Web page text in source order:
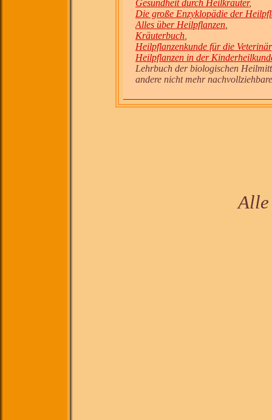
Gesundheit durch Heilkräuter,
Die große Enzyklopädie der
Alles über Heilpflanzen
Kräuterbuch
Heilpflanzenkunde für die
Heilpflanzen in der
Lehrbuch der biologischen
andere nicht mehr
Alle